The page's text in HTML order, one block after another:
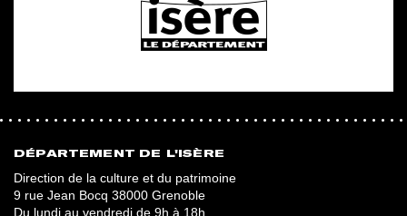
DÉPARTEMENT DE L'ISÈRE
Direction de la culture et du patrimoine
9 rue Jean Bocq 38000 Grenoble
Du lundi au vendredi de 9h à 18h